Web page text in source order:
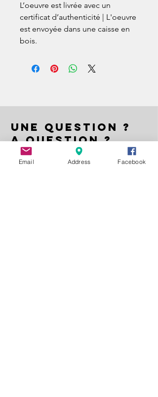
L’oeuvre est livrée avec un
certificat d’authenticité | L'oeuvre
est envoyée dans une caisse en
bois.
UNE QUESTION ?
A QUESTION ?
EIN FRAGE ?
Email Address Facebook